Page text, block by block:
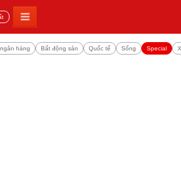
hàng Bất động sản Quốc tế Sống Special